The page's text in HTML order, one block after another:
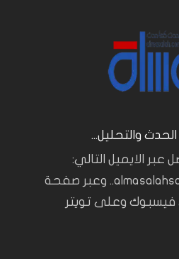
والتحليل...
عبر الايميل التالي:
almasalahsources@gmail.com.. وعبر صفحة
فيسبوك وعلى تويتر